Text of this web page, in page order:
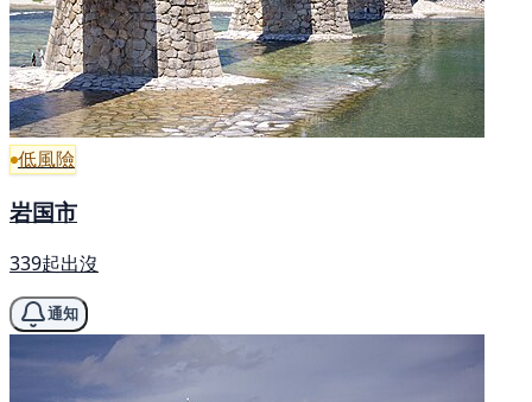
低風險
岩国市
339起出沒
通知